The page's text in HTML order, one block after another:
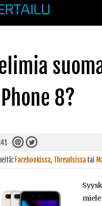
8?
Facebookissa, Threadsissatai